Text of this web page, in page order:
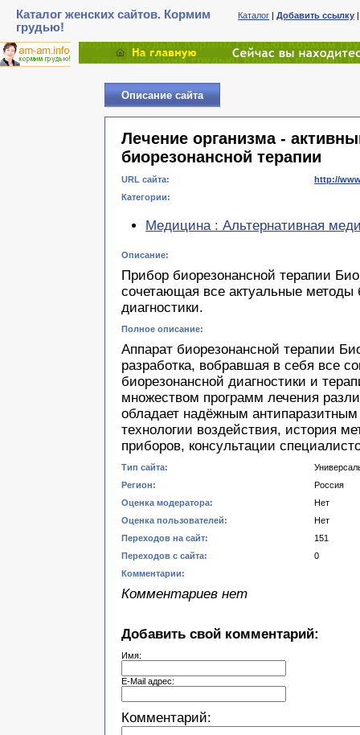
Каталог женских сайтов. Кормим
грудью!
Каталог | Добавить ссылку
Описание сайта
Лечение организма -
биорезонансной терапии
URL сайта:
http://
Категории:
Медицина : Альтернативная
Описание:
Прибор биорезонансной терапии
сочетающая все актуальные методы
диагностики.
Полное описание:
Аппарат биорезонансной терапии
разработка, вобравшая в себя все
биорезонансной диагностики и
множеством программ лечения
обладает надёжным
технологии воздействия, история
приборов, консультации
Тип сайта:
Регион:
Россия
Оценка модератора:
Нет
Оценка пользователей:
Нет
Переходов на сайт:
151
Переходов с сайта:
0
Комментарии:
Комментариев нет
Добавить свой комментарий:
Имя:
E-Mail адрес:
Комментарий: